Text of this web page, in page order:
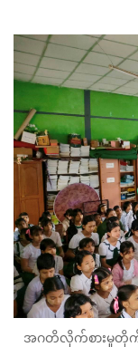
အဂတိလိုက်စားမှုတိုက်ဖ